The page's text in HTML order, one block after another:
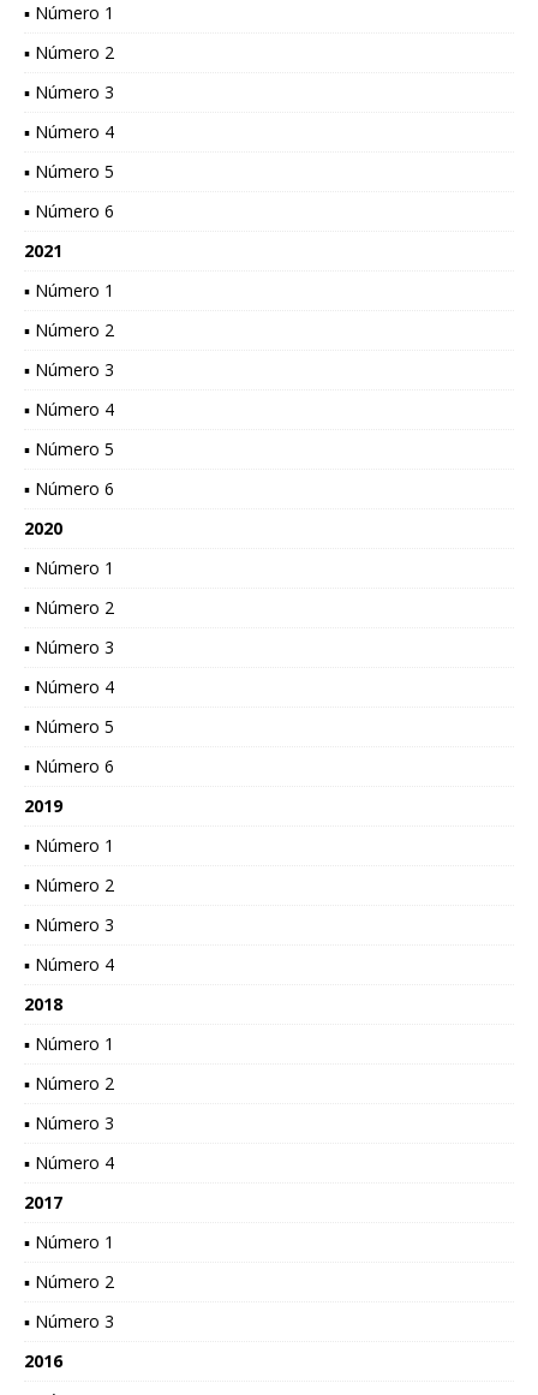
▪ Número 1
▪ Número 2
▪ Número 3
▪ Número 4
▪ Número 5
▪ Número 6
2021
▪ Número 1
▪ Número 2
▪ Número 3
▪ Número 4
▪ Número 5
▪ Número 6
2020
▪ Número 1
▪ Número 2
▪ Número 3
▪ Número 4
▪ Número 5
▪ Número 6
2019
▪ Número 1
▪ Número 2
▪ Número 3
▪ Número 4
2018
▪ Número 1
▪ Número 2
▪ Número 3
▪ Número 4
2017
▪ Número 1
▪ Número 2
▪ Número 3
2016